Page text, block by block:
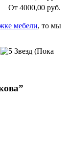
От 4000,00 руб.
мебели, то мы
(Пока